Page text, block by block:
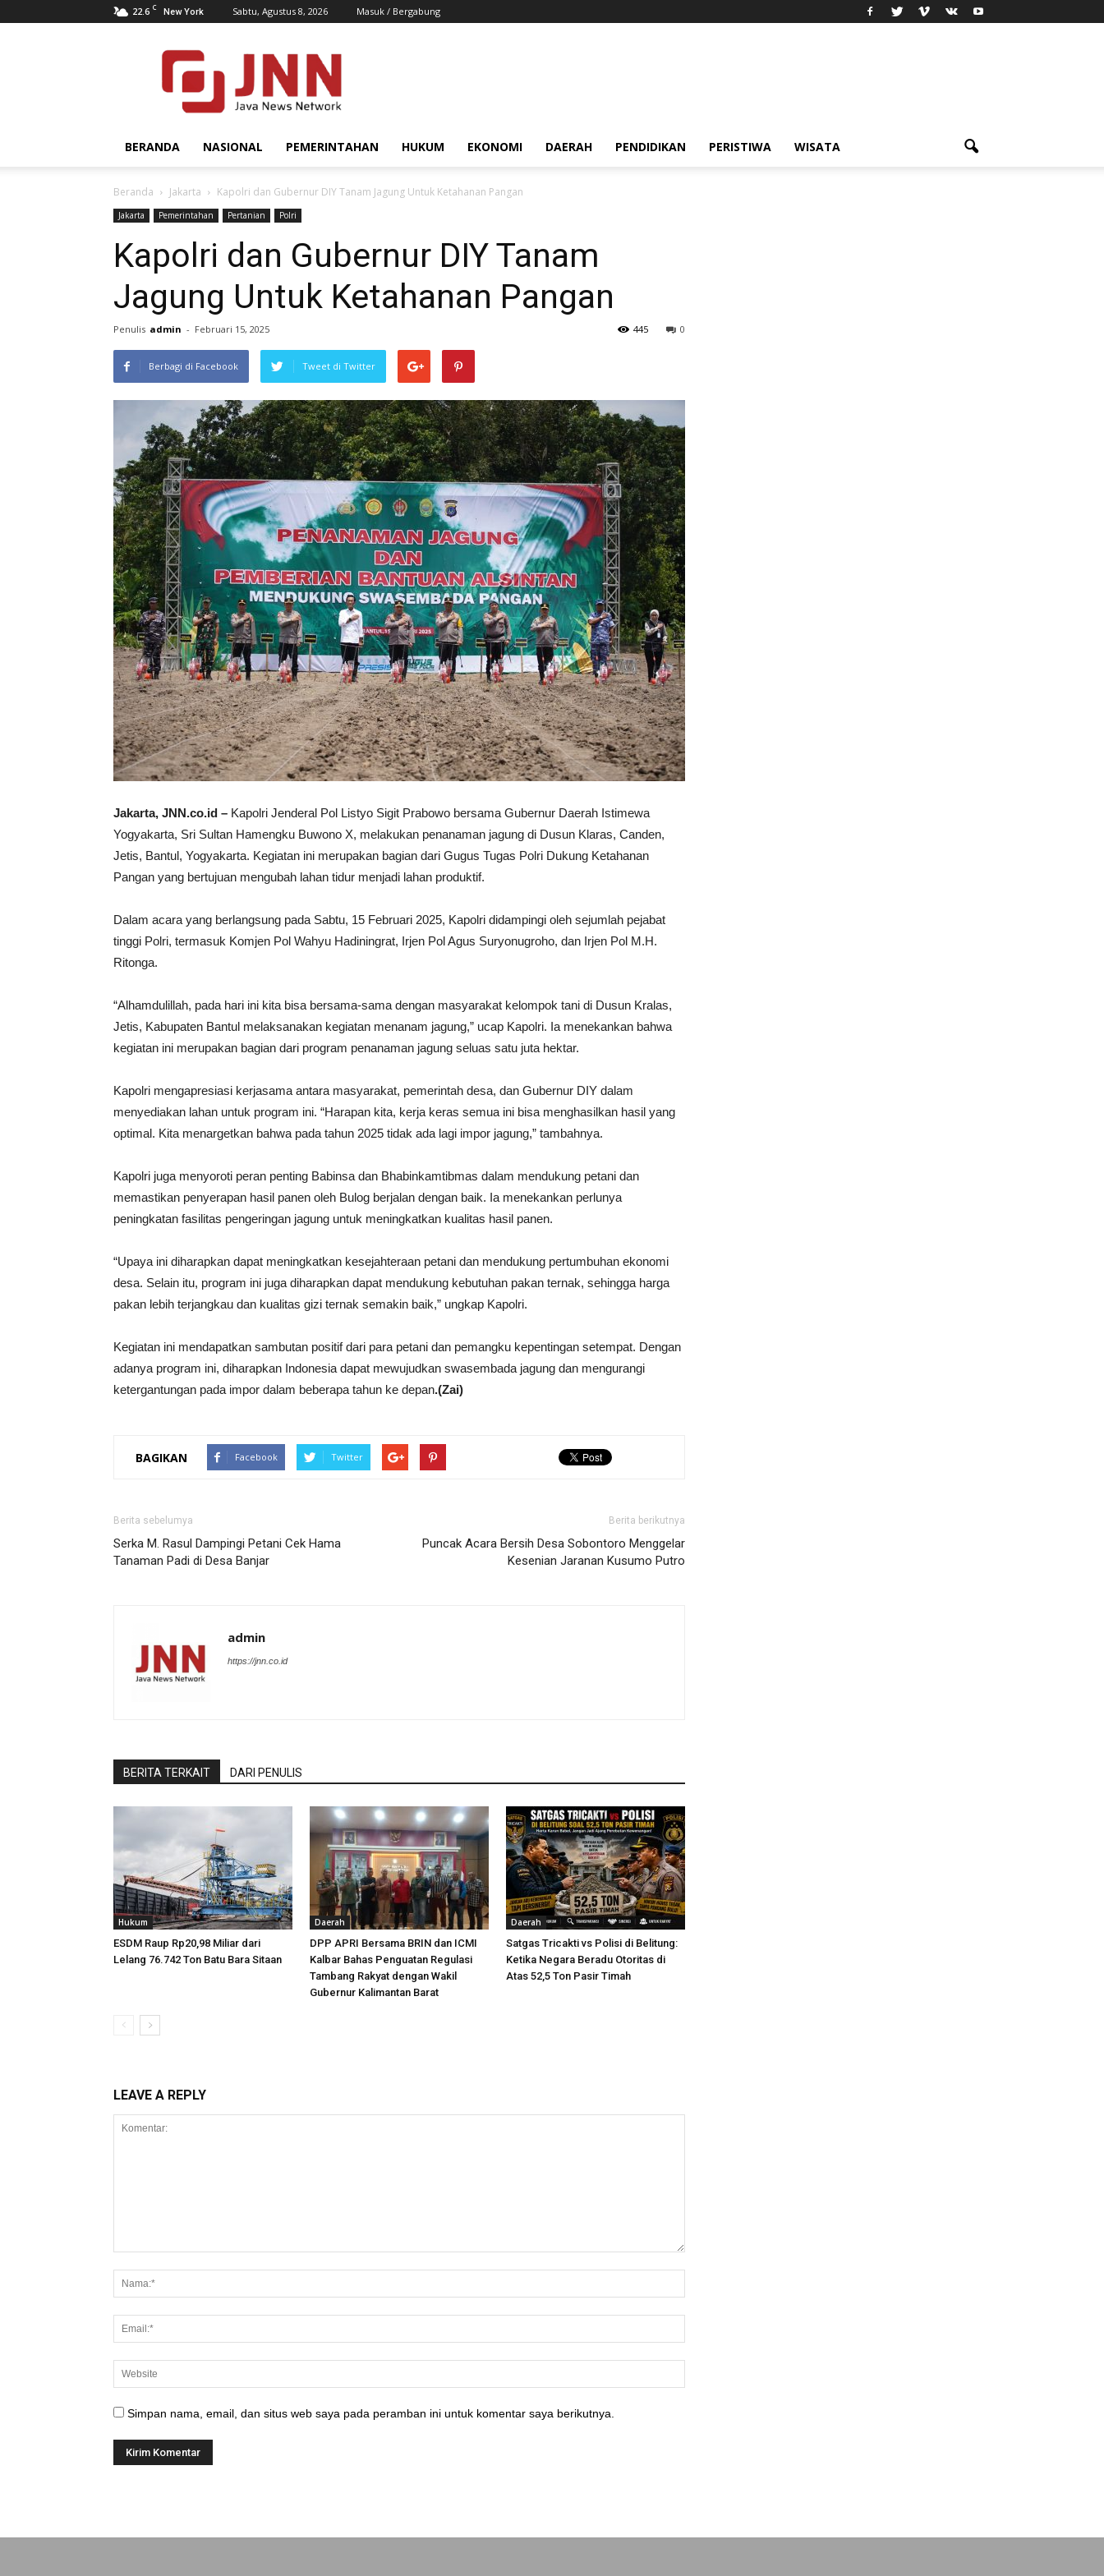
22.6 C New York Sabtu, Agustus 8, 2026 Masuk / Bergabung
JNN.co.id
BERANDA NASIONAL PEMERINTAHAN HUKUM EKONOMI DAERAH PENDIDIKAN PERISTIWA WISATA
Beranda Jakarta Kapolri dan Gubernur DIY Tanam Jagung Untuk Ketahanan Pangan
Jakarta Pemerintahan Pertanian Polri
Kapolri dan Gubernur DIY Tanam
Jagung Untuk Ketahanan Pangan
Penulis admin - Februari 15, 2025 0
445
Berbagi di Facebook Tweet di Twitter
Jakarta, JNN.co.id – Kapolri Jenderal Pol Listyo Sigit Prabowo bersama Gubernur Daerah Istimewa
Yogyakarta, Sri Sultan Hamengku Buwono X, melakukan penanaman jagung di Dusun Klaras, Canden,
Jetis, Bantul, Yogyakarta. Kegiatan ini merupakan bagian dari Gugus Tugas Polri Dukung Ketahanan
Pangan yang bertujuan mengubah lahan tidur menjadi lahan produktif.
Dalam acara yang berlangsung pada Sabtu, 15 Februari 2025, Kapolri didampingi oleh sejumlah pejabat
tinggi Polri, termasuk Komjen Pol Wahyu Hadiningrat, Irjen Pol Agus Suryonugroho, dan Irjen Pol M.H.
Ritonga.
“Alhamdulillah, pada hari ini kita bisa bersama-sama dengan masyarakat kelompok tani di Dusun Kralas,
Jetis, Kabupaten Bantul melaksanakan kegiatan menanam jagung,” ucap Kapolri. Ia menekankan bahwa
kegiatan ini merupakan bagian dari program penanaman jagung seluas satu juta hektar.
Kapolri mengapresiasi kerjasama antara masyarakat, pemerintah desa, dan Gubernur DIY dalam
menyediakan lahan untuk program ini. “Harapan kita, kerja keras semua ini bisa menghasilkan hasil yang
optimal. Kita menargetkan bahwa pada tahun 2025 tidak ada lagi impor jagung,” tambahnya.
Kapolri juga menyoroti peran penting Babinsa dan Bhabinkamtibmas dalam mendukung petani dan
memastikan penyerapan hasil panen oleh Bulog berjalan dengan baik. Ia menekankan perlunya
peningkatan fasilitas pengeringan jagung untuk meningkatkan kualitas hasil panen.
“Upaya ini diharapkan dapat meningkatkan kesejahteraan petani dan mendukung pertumbuhan ekonomi
desa. Selain itu, program ini juga diharapkan dapat mendukung kebutuhan pakan ternak, sehingga harga
pakan lebih terjangkau dan kualitas gizi ternak semakin baik,” ungkap Kapolri.
Kegiatan ini mendapatkan sambutan positif dari para petani dan pemangku kepentingan setempat. Dengan
adanya program ini, diharapkan Indonesia dapat mewujudkan swasembada jagung dan mengurangi
ketergantungan pada impor dalam beberapa tahun ke depan.(Zai)
BAGIKAN Facebook Twitter
Berita sebelumya
Serka M. Rasul Dampingi Petani Cek Hama
Tanaman Padi di Desa Banjar
Berita berikutnya
Puncak Acara Bersih Desa Sobontoro Menggelar
Kesenian Jaranan Kusumo Putro
admin
https://jnn.co.id
BERITA TERKAIT DARI PENULIS
Hukum
ESDM Raup Rp20,98 Miliar dari
Lelang 76.742 Ton Batu Bara Sitaan
Daerah
DPP APRI Bersama BRIN dan ICMI
Kalbar Bahas Penguatan Regulasi
Tambang Rakyat dengan Wakil
Gubernur Kalimantan Barat
Daerah
Satgas Tricakti vs Polisi di Belitung:
Ketika Negara Beradu Otoritas di
Atas 52,5 Ton Pasir Timah
LEAVE A REPLY
Simpan nama, email, dan situs web saya pada peramban ini untuk komentar saya berikutnya.